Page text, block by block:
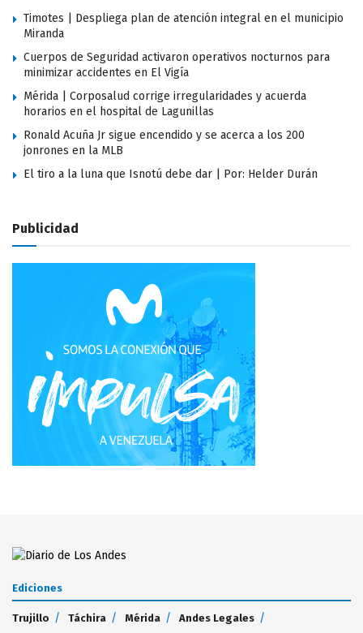
Timotes | Despliega plan de atención integral en el municipio
Miranda
Cuerpos de Seguridad activaron operativos nocturnos para
minimizar accidentes en El Vigía
Mérida | Corposalud corrige irregularidades y acuerda
horarios en el hospital de Lagunillas
Ronald Acuña Jr sigue encendido y se acerca a los 200
jonrones en la MLB
El tiro a la luna que Isnotú debe dar | Por: Helder Durán
Publicidad
Ediciones
Trujillo Táchira Mérida Andes Legales